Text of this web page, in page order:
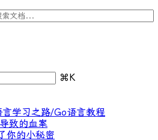
⌘K
言学习之路/Go语言教程
致的血案
你的小秘密